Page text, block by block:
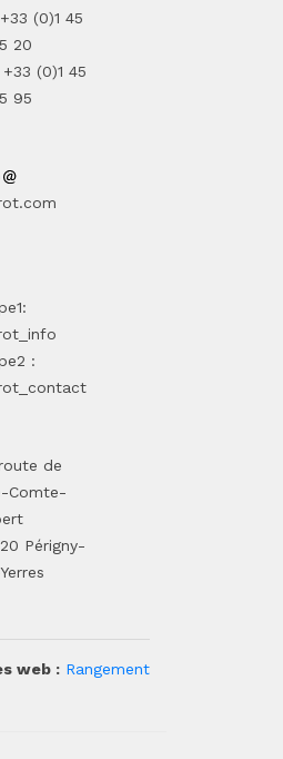
(0)1 45
20
+33 (0)1 45
95
:
de
Comte-
Périgny-
web : Rangement